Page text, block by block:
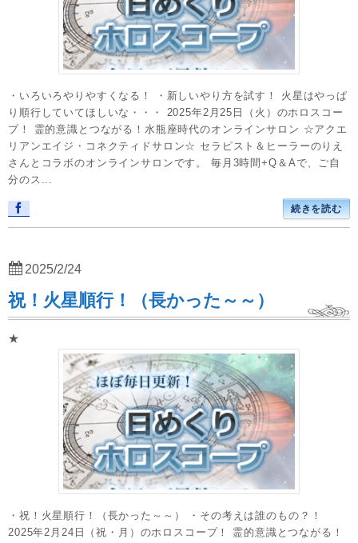
・いろいろやりやすくなる！ ・新しいやり方を試す！ 火星はやっぱ
り順行していてほしいな・・・ 2025年2月25日（火）のホロスコー
プ！ 霊的意識とつながる！水瓶座時代のオンラインサロン ☆アクエ
リアンエイジ・コネクティドサロン☆ セラピスト＆ヒーラーのりえ
さんとコラボのオンラインサロンです。 毎月3時間+Q＆Aで、ご自
分のス...
続きを読む
祝！火星順行！（長かった～～）
★
・祝！火星順行！（長かった～～） ・その考えは誰のもの？！
2025年2月24日（祝・月）のホロスコープ！ 霊的意識とつながる！
2025/2/24